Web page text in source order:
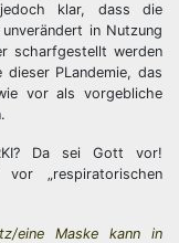
klar, dass die
in Nutzung
scharfgestellt werden
PLandemie, das
vor als vorgebliche
Da sei Gott vor!
vor „respiratorischen
eine Maske kann in